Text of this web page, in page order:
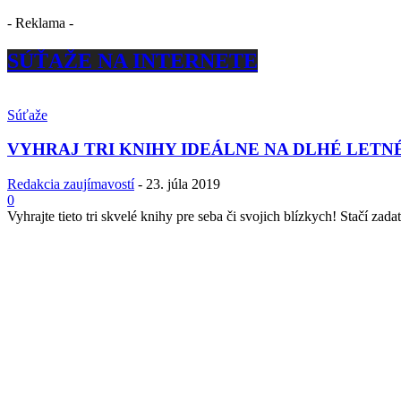
- Reklama -
SÚŤAŽE NA INTERNETE
Súťaže
VYHRAJ TRI KNIHY IDEÁLNE NA DLHÉ
Redakcia zaujímavostí - 23. júla 2019
0
Vyhrajte tieto tri skvelé knihy pre seba či svojich blízkych! Stačí